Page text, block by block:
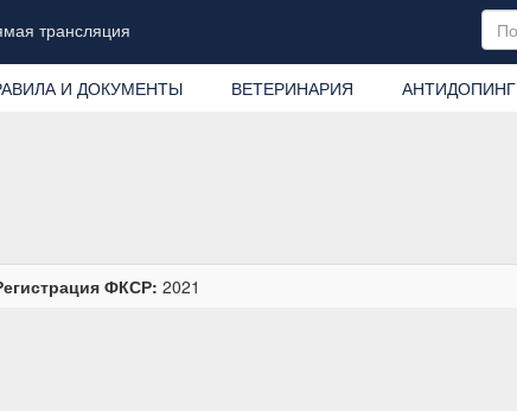
трансляция
И ДОКУМЕНТЫ ВЕТЕРИНАРИЯ АНТИДОПИНГ
ФКСР: 2021